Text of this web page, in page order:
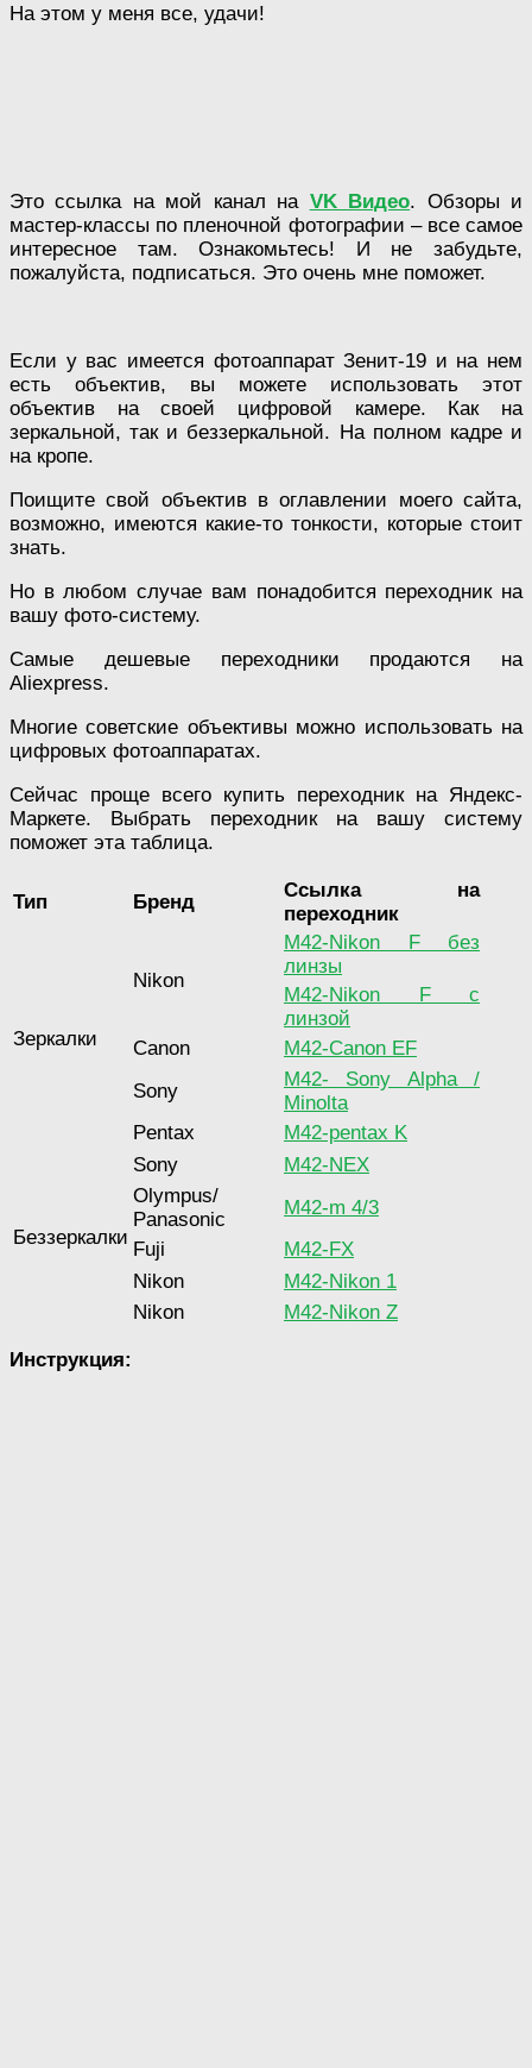
На этом у меня все, удачи!
Это ссылка на мой канал на VK Видео. Обзоры и
мастер-классы по пленочной фотографии – все самое
интересное там. Ознакомьтесь! И не забудьте,
пожалуйста, подписаться. Это очень мне поможет.
Если у вас имеется фотоаппарат Зенит-19 и на нем
есть объектив, вы можете использовать этот
объектив на своей цифровой камере. Как на
зеркальной, так и беззеркальной. На полном кадре и
на кропе.
Поищите свой объектив в оглавлении моего сайта,
возможно, имеются какие-то тонкости, которые стоит
знать.
Но в любом случае вам понадобится переходник на
вашу фото-систему.
Самые дешевые переходники продаются на
Aliexpress.
Многие советские объективы можно использовать на
цифровых фотоаппаратах.
Сейчас проще всего купить переходник на Яндекс-
Маркете. Выбрать переходник на вашу систему
поможет эта таблица.
Тип Бренд
Ссылка на
переходник
Зеркалки
Nikon
M42-Nikon F без
линзы
M42-Nikon F с
линзой
Canon
M42-Canon EF
Sony
M42- Sony Alpha /
Minolta
Pentax
M42-pentax K
Беззеркалки
Sony
M42-NEX
Оlympus/
Panasonic
M42-m 4/3
Fuji
M42-FX
Nikon
M42-Nikon 1
Nikon
M42-Nikon Z
Инструкция: